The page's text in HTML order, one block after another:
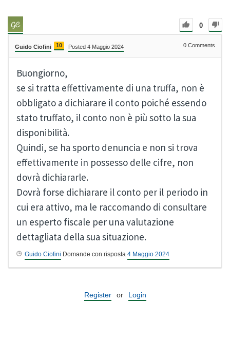
0
Guido Ciofini 10 Posted 4 Maggio 2024 0 Comments
Buongiorno,
se si tratta effettivamente di una truffa, non è
obbligato a dichiarare il conto poiché essendo
stato truffato, il conto non è più sotto la sua
disponibilità.
Quindi, se ha sporto denuncia e non si trova
effettivamente in possesso delle cifre, non
dovrà dichiararle.
Dovrà forse dichiarare il conto per il periodo in
cui era attivo, ma le raccomando di consultare
un esperto fiscale per una valutazione
dettagliata della sua situazione.
Guido Ciofini Domande con risposta 4 Maggio 2024
Register or Login